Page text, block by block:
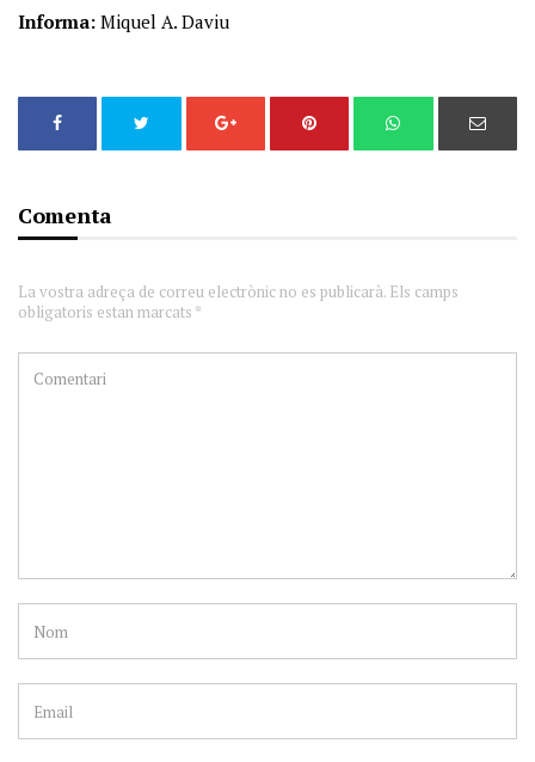
Informa: Miquel A. Daviu
Comenta
La vostra adreça de correu electrònic no es publicarà. Els camps
obligatoris estan marcats *